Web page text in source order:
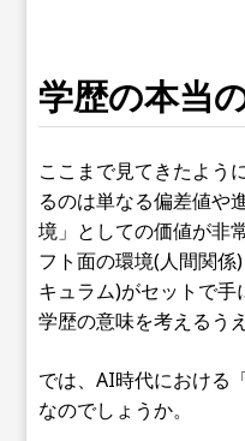
学歴の本当
ここまで見てきたよう
るのは単なる偏差値や
境」としての価値が非
フト面の環境(人間関係
キュラム)がセットで
学歴の意味を考えるう
では、AI時代における
なのでしょうか。